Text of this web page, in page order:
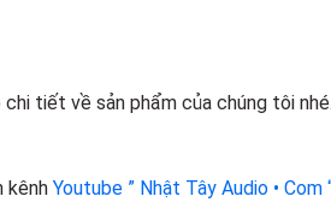
tiết về sản phẩm của chúng tôi
kênh Youtube ” Nhật Tây Audio • Com